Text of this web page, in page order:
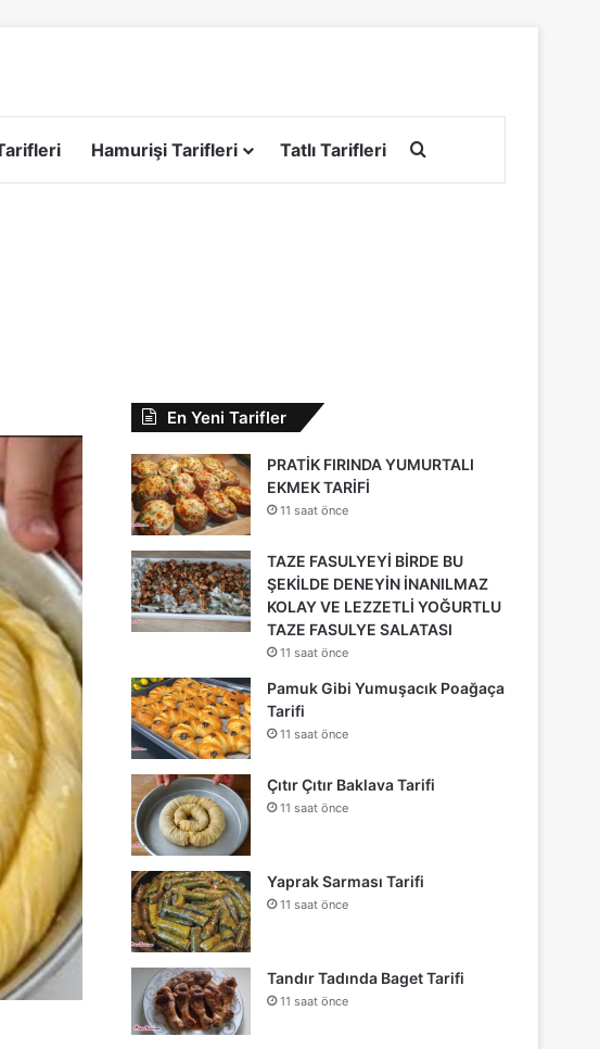
Hamurişi Tarifleri Tatlı Tarifleri
En Yeni Tarifler
PRATİK FIRINDA YUMURTALI
EKMEK TARİFİ
11 saat önce
TAZE FASULYEYİ BİRDE BU
ŞEKİLDE DENEYİN İNANILMAZ
KOLAY VE LEZZETLİ YOĞURTLU
TAZE FASULYE SALATASI
11 saat önce
Pamuk Gibi Yumuşacık Poağaça
Tarifi
11 saat önce
Çıtır Çıtır Baklava Tarifi
11 saat önce
Yaprak Sarması Tarifi
11 saat önce
Tandır Tadında Baget Tarifi
11 saat önce